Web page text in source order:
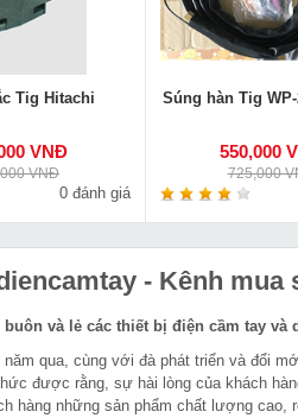
Tig Hitachi
VNĐ
VNĐ
0 đánh giá
Súng hàn Tig
550,000
725,000
- Kênh mua
buôn và lẻ các thiết bị điện cầm tay và
năm qua, cùng với đà phát triển và đổi
được rằng, sự hài lòng của khách
hàng những sản phẩm chất lượng cao,